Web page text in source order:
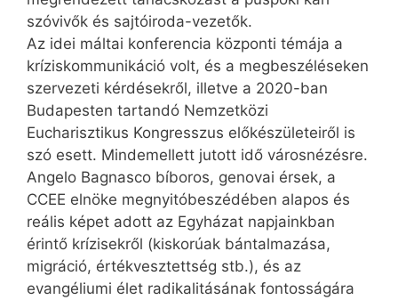
szóvivők és sajtóiroda-vezetők.
Az idei máltai konferencia központi témája a
kríziskommunikáció volt, és a megbeszéléseken
szervezeti kérdésekről, illetve a 2020-ban
Budapesten tartandó Nemzetközi
Eucharisztikus Kongresszus előkészületeiről is
szó esett. Mindemellett jutott idő városnézésre.
Angelo Bagnasco bíboros, genovai érsek, a
CCEE elnöke megnyitóbeszédében alapos és
reális képet adott az Egyházat napjainkban
érintő krízisekről (kiskorúak bántalmazása,
migráció, értékvesztettség stb.), és az
evangéliumi élet radikalitásának fontosságára